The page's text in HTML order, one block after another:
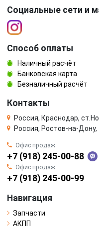
Социальные сети и
Способ оплаты
Наличный расчёт
Банковская карта
Безналичный расчёт
Контакты
Россия, Краснодар,
Россия, Ростов-на-
Офис продаж
+7 (918) 245-00-88
Офис продаж
+7 (918) 245-00-99
Навигация
Запчасти
АКПП